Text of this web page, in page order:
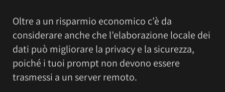
Oltre a un risparmio economico c’è da
considerare anche che l’elaborazione locale dei
dati può migliorare la privacy e la sicurezza,
poiché i tuoi prompt non devono essere
trasmessi a un server remoto.